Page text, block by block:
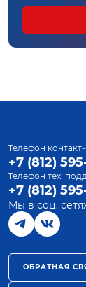
Телефон
+7 (812)
Телефон тех.
+7 (812)
Мы в соц.
ОБРАТНАЯ